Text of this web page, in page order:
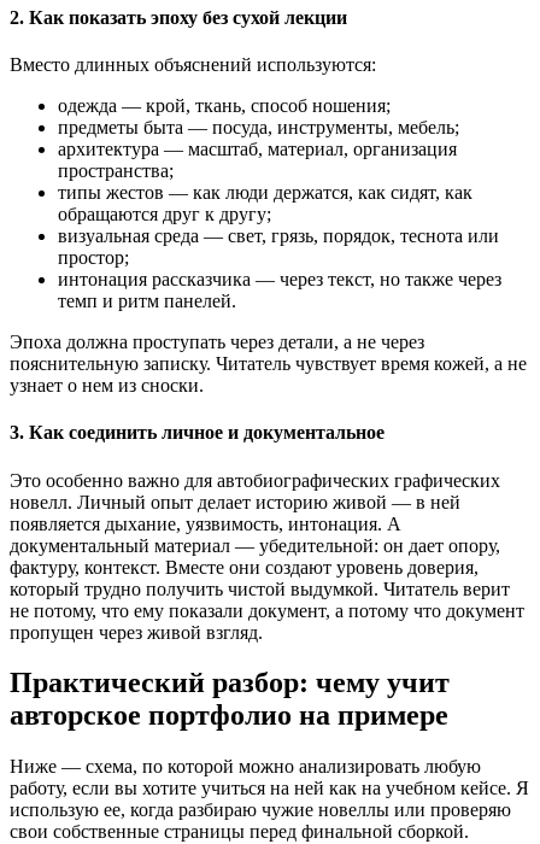
2. Как показать эпоху без сухой лекции
Вместо длинных объяснений используются:
одежда — крой, ткань, способ ношения;
предметы быта — посуда, инструменты, мебель;
архитектура — масштаб, материал, организация
пространства;
типы жестов — как люди держатся, как сидят, как
обращаются друг к другу;
визуальная среда — свет, грязь, порядок, теснота или
простор;
интонация рассказчика — через текст, но также через
темп и ритм панелей.
Эпоха должна проступать через детали, а не через
пояснительную записку. Читатель чувствует время кожей, а не
узнает о нем из сноски.
3. Как соединить личное и документальное
Это особенно важно для автобиографических графических
новелл. Личный опыт делает историю живой — в ней
появляется дыхание, уязвимость, интонация. А
документальный материал — убедительной: он дает опору,
фактуру, контекст. Вместе они создают уровень доверия,
который трудно получить чистой выдумкой. Читатель верит
не потому, что ему показали документ, а потому что документ
пропущен через живой взгляд.
Практический разбор: чему учит
авторское портфолио на примере
Ниже — схема, по которой можно анализировать любую
работу, если вы хотите учиться на ней как на учебном кейсе. Я
использую ее, когда разбираю чужие новеллы или проверяю
свои собственные страницы перед финальной сборкой.